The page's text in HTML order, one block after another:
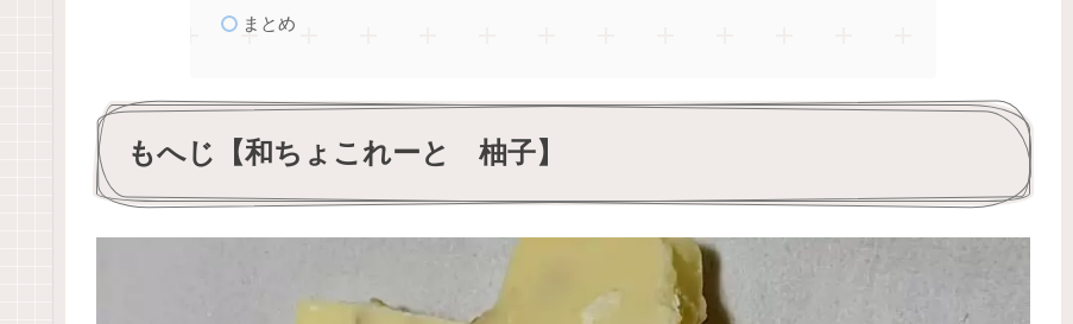
まとめ
もへじ【和ちょこれーと 柚子】